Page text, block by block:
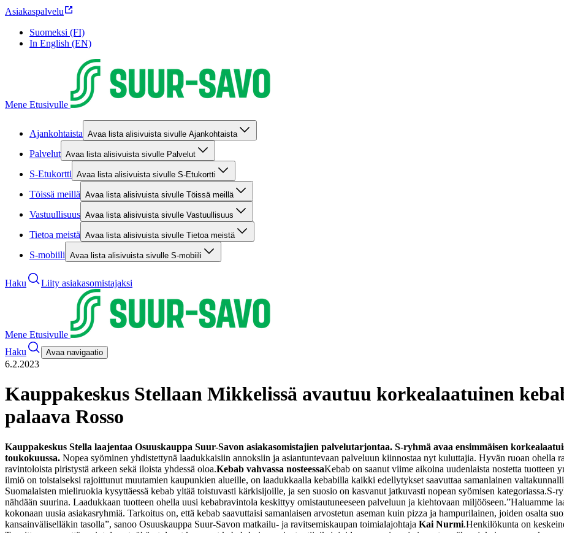
Asiakaspalvelu
Suomeksi (FI)
In English (EN)
Mene Etusivulle
Ajankohtaista Avaa lista alisivuista sivulle Ajankohtaista
Palvelut Avaa lista alisivuista sivulle Palvelut
S-Etukortti Avaa lista alisivuista sivulle S-Etukortti
Töissä meillä Avaa lista alisivuista sivulle Töissä meillä
Vastuullisuus Avaa lista alisivuista sivulle Vastuullisuus
Tietoa meistä Avaa lista alisivuista sivulle Tietoa meistä
S-mobiili Avaa lista alisivuista sivulle S-mobiili
Haku Liity asiakasomistajaksi
Mene Etusivulle
Haku
Avaa navigaatio
6.2.2023
Kauppakeskus Stellaan Mikkelissä avautuu korkealaatuinen
palaava Rosso
Kauppakeskus Stella laajentaa Osuuskauppa Suur-Savon asiakasomistajien palvelutarjontaa. S-ryhmä avaa ensimmäisen
toukokuussa. Nopea syöminen yhdistettynä laadukkaisiin annoksiin ja asiantuntevaan palveluun kiinnostaa nyt kuluttajia. Hyvän ruoan ohella
ravintoloista piristystä arkeen sekä iloista yhdessä oloa.Kebab vahvassa nosteessaKebab on saanut viime aikoina uudenlaista nostetta tuotteen
ilmiö on toistaiseksi rajoittunut muutamien kaupunkien alueille, on laadukkaalla kebabilla kaikki edellytykset saavuttaa samanlainen
Suomalaisten mieliruokia kysyttäessä kebab yltää toistuvasti kärkisijoille, ja sen suosio on kasvanut jatkuvasti nopean syömisen kategoriassa.S-
nähdään suurina. Laadukkaan tuotteen ohella uusi kebabravintola keskittyy omistautuneeseen palveluun ja kiehtovaan miljööseen.”Haluamme
kokonaan uusia asiakasryhmiä. Tarkoitus on, että kebab saavuttaisi samanlaisen arvostetun aseman kuin pizza ja hampurilainen, joiden osalta
kansainväliselläkin tasolla”, sanoo Osuuskauppa Suur-Savon matkailu- ja ravitsemiskaupan toimialajohtaja Kai Nurmi.Henkilökunta on